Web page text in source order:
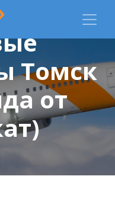
Томск
от